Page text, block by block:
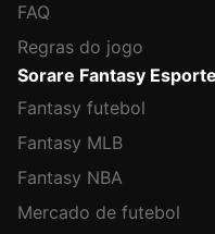
FAQ
Regras do jogo
Sorare Fantasy
Fantasy futebol
Fantasy MLB
Fantasy NBA
Mercado de futebol